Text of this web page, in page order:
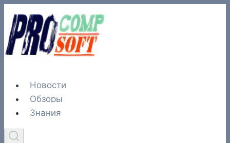
Перейти
содержимому
Новости
Обзоры
Знания